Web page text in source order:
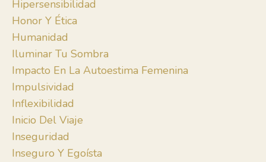
Hipersensibilidad
Honor Y Ética
Humanidad
Iluminar Tu Sombra
Impacto En La Autoestima Femenina
Impulsividad
Inflexibilidad
Inicio Del Viaje
Inseguridad
Inseguro Y Egoísta